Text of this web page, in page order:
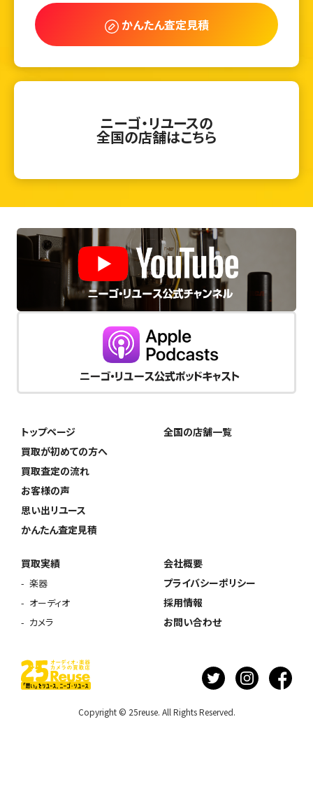
かんたん査定見積
ニーゴ・リユースの
全国の店舗はこちら
トップページ
買取が初めての方へ
買取査定の流れ
お客様の声
思い出リユース
かんたん査定見積
全国の店舗一覧
買取実績
楽器
オーディオ
カメラ
会社概要
プライバシーポリシー
採用情報
お問い合わせ
Copyright © 25reuse. All Rights Reserved.